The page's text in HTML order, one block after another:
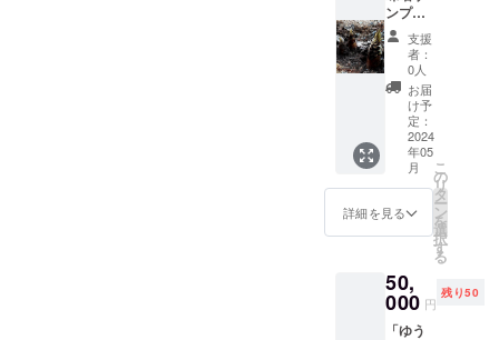
ターン
に貼付
された
ラベル
や注意
書きを
ご確認
くださ
い」
内）で
発送
「原材
料及び
添加物
等の食
品表示
はお届
け商品
のラベ
ルに表
記され
は必ず
お届け
のリ
ターン
ンプル
３点
計900㌘
を４月
中に ＋
イチ子
先生感
謝の気
持ち
「ねぶ
り味噌
（初
筍）」
の試作
の子収
穫４月
下旬か
ら順次
支援
者：
0人
お届
け予
定：
2024
年05
月
詳細を見る
こ
の
リ
タ
ー
ン
を
選
択
す
る
50,
000 円
残り50
「ゆう